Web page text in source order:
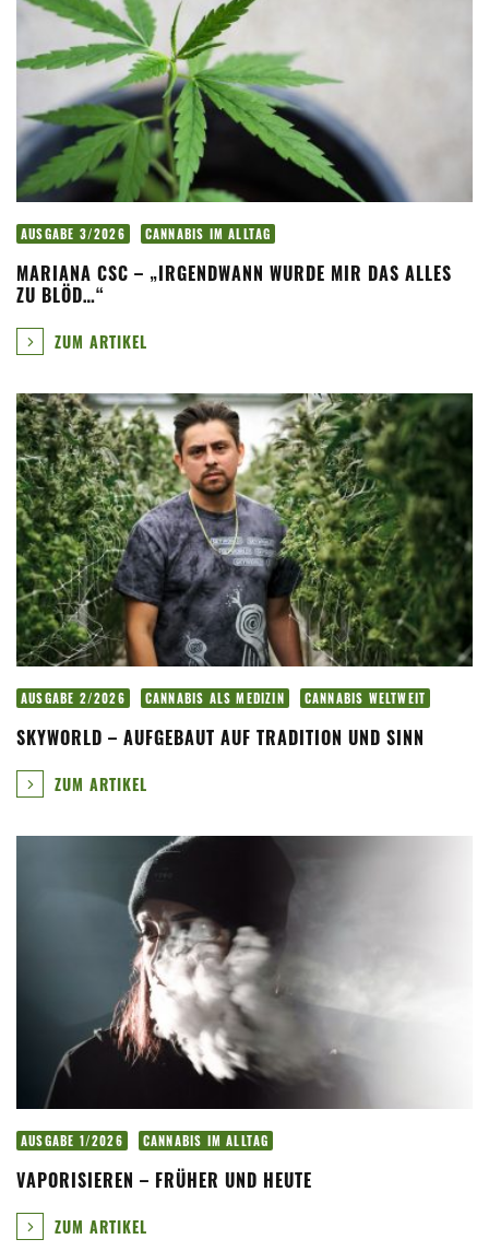
AUSGABE 3/2026 CANNABIS IM ALLTAG
MARIANA CSC – „IRGENDWANN WURDE MIR DAS ALLES
ZU BLÖD…“
ZUM ARTIKEL
AUSGABE 2/2026 CANNABIS ALS MEDIZIN CANNABIS WELTWEIT
SKYWORLD – AUFGEBAUT AUF TRADITION UND SINN
ZUM ARTIKEL
AUSGABE 1/2026 CANNABIS IM ALLTAG
VAPORISIEREN – FRÜHER UND HEUTE
ZUM ARTIKEL